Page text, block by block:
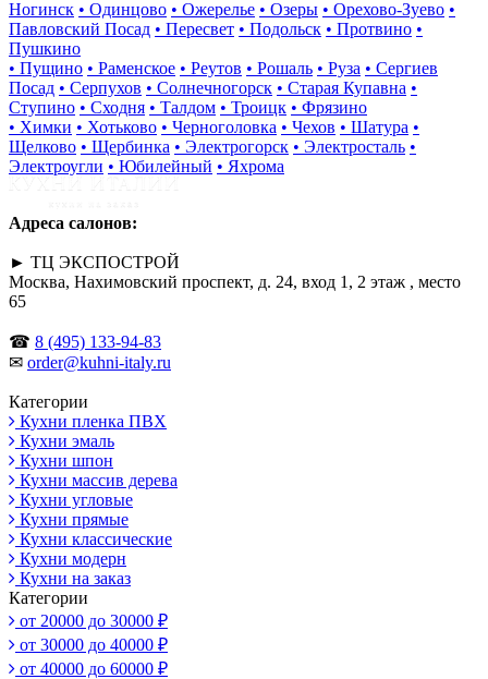
Ногинск • Одинцово • Ожерелье • Озеры • Орехово-Зуево •
Павловский Посад • Пересвет • Подольск • Протвино •
Пушкино
• Пущино • Раменское • Реутов • Рошаль • Руза • Сергиев
Посад • Серпухов • Солнечногорск • Старая Купавна •
Ступино • Сходня • Талдом • Троицк • Фрязино
• Химки • Хотьково • Черноголовка • Чехов • Шатура •
Щелково • Щербинка • Электрогорск • Электросталь •
Электроугли • Юбилейный • Яхрома
Адреса салонов:
► ТЦ ЭКСПОСТРОЙ
Москва, Нахимовский проспект, д. 24, вход 1, 2 этаж , место
65
☎ 8 (495) 133-94-83
✉ order@kuhni-italy.ru
Категории
Кухни пленка ПВХ
Кухни эмаль
Кухни шпон
Кухни массив дерева
Кухни угловые
Кухни прямые
Кухни классические
Кухни модерн
Кухни на заказ
Категории
от 20000 до 30000 ₽
от 30000 до 40000 ₽
от 40000 до 60000 ₽